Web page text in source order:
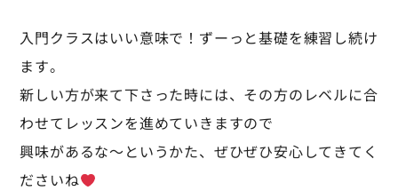
入門クラスはいい意味で！ずーっと基礎を練習し続け
ます。
新しい方が来て下さった時には、その方のレベルに合
わせてレッスンを進めていきますので
興味があるな～というかた、ぜひぜひ安心してきてく
ださいね